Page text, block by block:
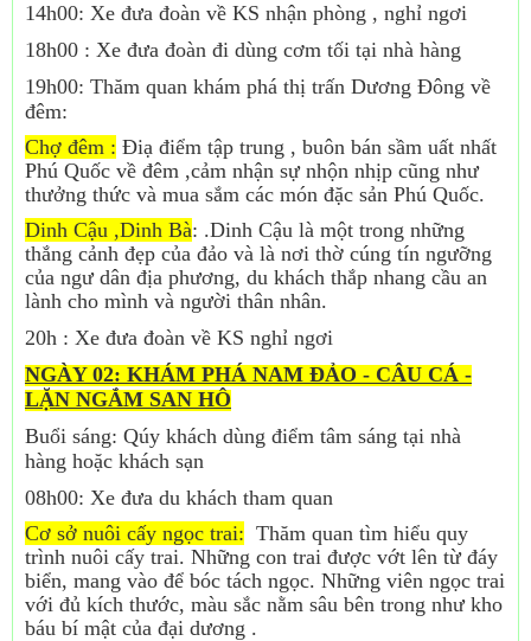
14h00: Xe đưa đoàn về KS nhận phòng , nghỉ ngơi
18h00 : Xe đưa đoàn đi dùng cơm tối tại nhà hàng
19h00: Thăm quan khám phá thị trấn Dương Đông về
đêm:
Chợ đêm : Điạ điểm tập trung , buôn bán sầm uất nhất
Phú Quốc về đêm ,cảm nhận sự nhộn nhịp cũng như
thưởng thức và mua sắm các món đặc sản Phú Quốc.
Dinh Cậu ,Dinh Bà: .Dinh Cậu là một trong những
thắng cảnh đẹp của đảo và là nơi thờ cúng tín ngưỡng
của ngư dân địa phương, du khách thắp nhang cầu an
lành cho mình và người thân nhân.
20h : Xe đưa đoàn về KS nghỉ ngơi
NGÀY 02: KHÁM PHÁ NAM ĐẢO - CÂU CÁ -
LẶN NGẮM SAN HÔ
Buổi sáng: Qúy khách dùng điểm tâm sáng tại nhà
hàng hoặc khách sạn
08h00: Xe đưa du khách tham quan
Cơ sở nuôi cấy ngọc trai: Thăm quan tìm hiểu quy
trình nuôi cấy trai. Những con trai được vớt lên từ đáy
biển, mang vào để bóc tách ngọc. Những viên ngọc trai
với đủ kích thước, màu sắc nằm sâu bên trong như kho
báu bí mật của đại dương .